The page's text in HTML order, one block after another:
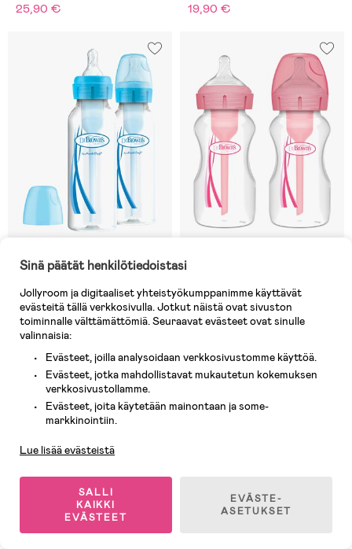
25,90 € 19,90 €
8 JÄLJELLÄ
(10)
Dr. Brown's Option+ Narrow
Tuttipullo 250 ml 2-pack,
Sininen
23,90 €
(4)
Dr. Brown's Options+ Leveä
Kaula Tuttipullo 270 ml 2-pack,
26,90 €
Sinä päätät henkilötiedoistasi
Jollyroom ja digitaaliset yhteistyökumppanimme käyttävät
evästeitä tällä verkkosivulla. Jotkut näistä ovat sivuston
toiminnalle välttämättömiä. Seuraavat evästeet ovat sinulle
valinnaisia:
Evästeet, joilla analysoidaan verkkosivustomme käyttöä.
Evästeet, jotka mahdollistavat mukautetun kokemuksen
verkkosivustollamme.
Evästeet, joita käytetään mainontaan ja some-
markkinointiin.
Lue lisää evästeistä
SALLI
KAIKKI
EVÄSTEET
EVÄSTE-
ASETUKSET